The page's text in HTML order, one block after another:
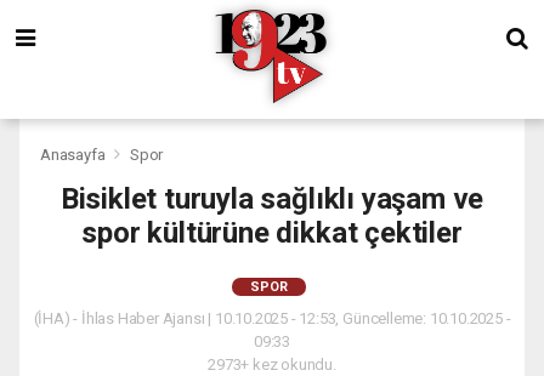
Anasayfa Spor
Bisiklet turuyla sağlıklı yaşam ve
spor kültürüne dikkat çektiler
SPOR
(İHA) - İhlas Haber Ajansı | 10.10.2025 - 12:53, Güncelleme: 10.10.2025 -
09:33
2973+ kez okundu.